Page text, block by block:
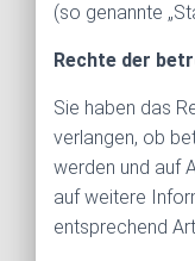
(so genannte
Rechte der
Sie haben das
verlangen, ob
werden und auf
auf weitere
entsprechend